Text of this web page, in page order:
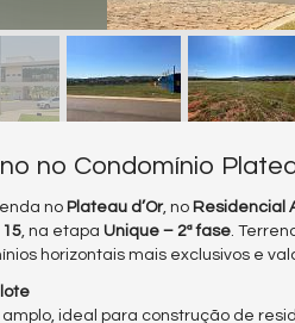
no Condomínio
no Plateau d’Or, no Residencial
15, na etapa Unique – 2ª fase.
horizontais mais exclusivos e
amplo, ideal para construção de